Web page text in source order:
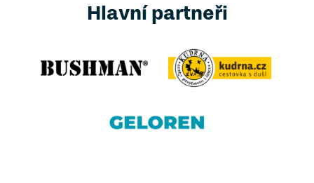
Hlavní partneři